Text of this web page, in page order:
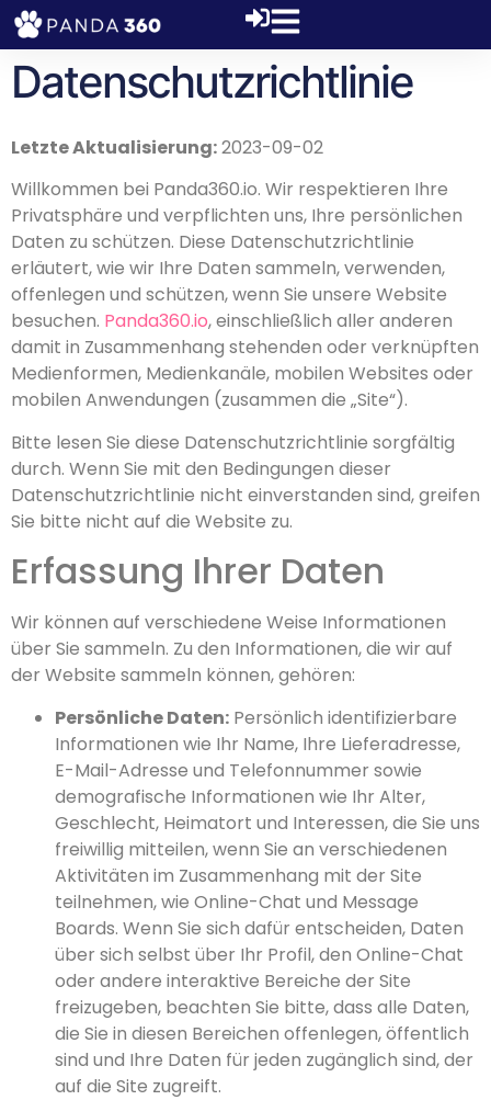
Datenschutzrichtlinie
Letzte Aktualisierung:2023-09-02
Willkommen bei Panda360.io. Wir respektieren Ihre
Privatsphäre und verpflichten uns, Ihre persönlichen
Daten zu schützen. Diese Datenschutzrichtlinie
erläutert, wie wir Ihre Daten sammeln, verwenden,
offenlegen und schützen, wenn Sie unsere Website
besuchen. Panda360.io, einschließlich aller anderen
damit in Zusammenhang stehenden oder verknüpften
Medienformen, Medienkanäle, mobilen Websites oder
mobilen Anwendungen (zusammen die „Site“).
Bitte lesen Sie diese Datenschutzrichtlinie sorgfältig
durch. Wenn Sie mit den Bedingungen dieser
Datenschutzrichtlinie nicht einverstanden sind, greifen
Sie bitte nicht auf die Website zu.
Erfassung Ihrer Daten
Wir können auf verschiedene Weise Informationen
über Sie sammeln. Zu den Informationen, die wir auf
der Website sammeln können, gehören:
Persönliche Daten: Persönlich identifizierbare
Informationen wie Ihr Name, Ihre Lieferadresse,
E-Mail-Adresse und Telefonnummer sowie
demografische Informationen wie Ihr Alter,
Geschlecht, Heimatort und Interessen, die Sie uns
freiwillig mitteilen, wenn Sie an verschiedenen
Aktivitäten im Zusammenhang mit der Site
teilnehmen, wie Online-Chat und Message
Boards. Wenn Sie sich dafür entscheiden, Daten
über sich selbst über Ihr Profil, den Online-Chat
oder andere interaktive Bereiche der Site
freizugeben, beachten Sie bitte, dass alle Daten,
die Sie in diesen Bereichen offenlegen, öffentlich
sind und Ihre Daten für jeden zugänglich sind, der
auf die Site zugreift.